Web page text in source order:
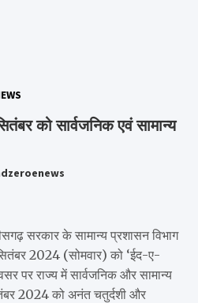
को सार्वजनिक एवं सामान्य
सरकार के सामान्य प्रशासन विभाग
2024 (सोमवार) को ‘ईद-ए-
पर राज्य में सार्वजनिक और सामान्य
2024 को अनंत चतुर्दशी और